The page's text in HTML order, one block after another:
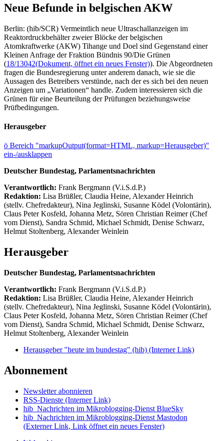
Neue Befunde in belgischen AKW
Berlin: (hib/SCR) Vermeintlich neue Ultraschallanzeigen im
Reaktordruckbehälter zweier Blöcke der belgischen
Atomkraftwerke (AKW) Tihange und Doel sind Gegenstand einer
Kleinen Anfrage der Fraktion Bündnis 90/Die Grünen
(18/13042(Dokument, öffnet ein neues Fenster)). Die Abgeordneten
fragen die Bundesregierung unter anderem danach, wie sie die
Aussagen des Betreibers verstünde, nach der es sich bei den neuen
Anzeigen um „Variationen“ handle. Zudem interessieren sich die
Grünen für eine Beurteilung der Prüfungen beziehungsweise
Prüfbedingungen.
Herausgeber
ö Bereich "markupOutput(format=HTML, markup=Herausgeber)"
ein-/ausklappen
Deutscher Bundestag, Parlamentsnachrichten
Verantwortlich: Frank Bergmann (V.i.S.d.P.)
Redaktion: Lisa Brüßler, Claudia Heine, Alexander Heinrich
(stellv. Chefredakteur), Nina Jeglinski, Susanne Ködel (Volontärin),
Claus Peter Kosfeld, Johanna Metz, Sören Christian Reimer (Chef
vom Dienst), Sandra Schmid, Michael Schmidt, Denise Schwarz,
Helmut Stoltenberg, Alexander Weinlein
Herausgeber
Deutscher Bundestag, Parlamentsnachrichten
Verantwortlich: Frank Bergmann (V.i.S.d.P.)
Redaktion: Lisa Brüßler, Claudia Heine, Alexander Heinrich
(stellv. Chefredakteur), Nina Jeglinski, Susanne Ködel (Volontärin),
Claus Peter Kosfeld, Johanna Metz, Sören Christian Reimer (Chef
vom Dienst), Sandra Schmid, Michael Schmidt, Denise Schwarz,
Helmut Stoltenberg, Alexander Weinlein
Herausgeber "heute im bundestag" (hib) (Interner Link)
Abonnement
Newsletter abonnieren
RSS-Dienste (Interner Link)
hib_Nachrichten im Mikroblogging-Dienst BlueSky
hib_Nachrichten im Mikroblogging-Dienst Mastodon
(Externer Link, Link öffnet ein neues Fenster)